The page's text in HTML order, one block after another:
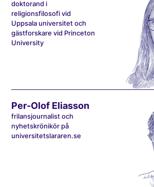
doktorand i
religionsfilosofi vid
Uppsala universitet och
gästforskare vid Princeton
University
Per-Olof Eliasson
frilansjournalist och
nyhetskrönikör på
universitetslararen.se